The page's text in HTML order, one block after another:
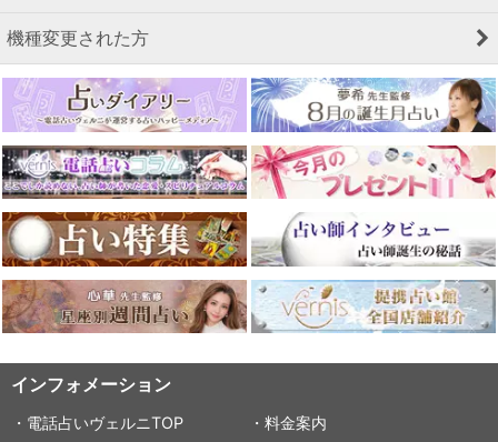
機種変更された方
インフォメーション
・電話占いヴェルニTOP ・料金案内